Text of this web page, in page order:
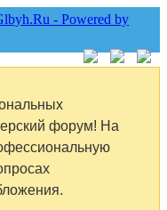
форум! На